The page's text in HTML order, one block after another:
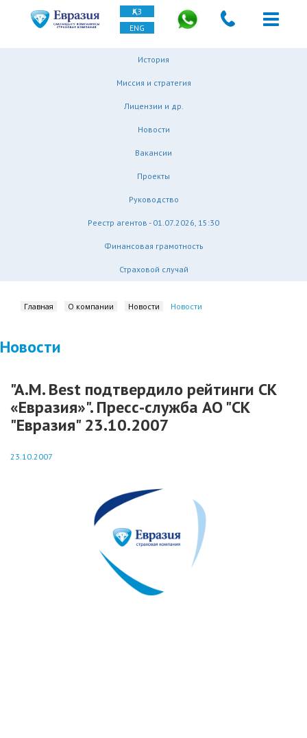
ҚАЗ
ENG
История
Миссия и стратегия
Лицензии и др.
Новости
Вакансии
Проекты
Руководство
Реестр агентов - 01.07.2026, 15:30
Финансовая грамотность
Страховой случай
Главная О компании Новости Новости
Новости
"A.M. Best подтвердило рейтинги СК
«Евразия»". Пресс-служба АО "СК
"Евразия" 23.10.2007
23.10.2007